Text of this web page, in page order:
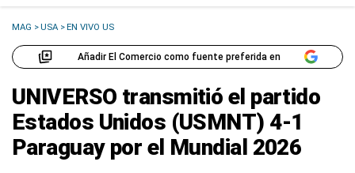
MAG >USA >EN VIVO US
Añadir El Comercio como fuente preferida en
UNIVERSO transmitió el partido
Estados Unidos (USMNT) 4-1
Paraguay por el Mundial 2026